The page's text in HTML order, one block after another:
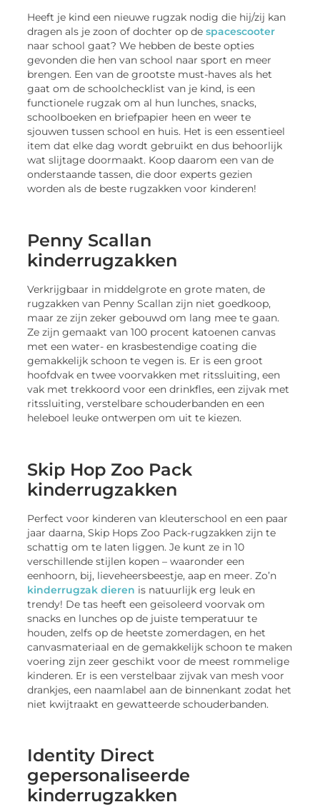
Heeft je kind een nieuwe rugzak nodig die hij/zij kan
dragen als je zoon of dochter op despacescooter
naar school gaat? We hebben de beste opties
gevonden die hen van school naar sport en meer
brengen. Een van de grootste must-haves als het
gaat om de schoolchecklist van je kind, is een
functionele rugzak om al hun lunches, snacks,
schoolboeken en briefpapier heen en weer te
sjouwen tussen school en huis. Het is een essentieel
item dat elke dag wordt gebruikt en dus behoorlijk
wat slijtage doormaakt. Koop daarom een van de
onderstaande tassen, die door experts gezien
worden als de beste rugzakken voor kinderen!
Penny Scallan
kinderrugzakken
Verkrijgbaar in middelgrote en grote maten, de
rugzakken van Penny Scallan zijn niet goedkoop,
maar ze zijn zeker gebouwd om lang mee te gaan.
Ze zijn gemaakt van 100 procent katoenen canvas
met een water- en krasbestendige coating die
gemakkelijk schoon te vegen is. Er is een groot
hoofdvak en twee voorvakken met ritssluiting, een
vak met trekkoord voor een drinkfles, een zijvak met
ritssluiting, verstelbare schouderbanden en een
heleboel leuke ontwerpen om uit te kiezen.
Skip Hop Zoo Pack
kinderrugzakken
Perfect voor kinderen van kleuterschool en een paar
jaar daarna, Skip Hops Zoo Pack-rugzakken zijn te
schattig om te laten liggen. Je kunt ze in 10
verschillende stijlen kopen – waaronder een
eenhoorn, bij, lieveheersbeestje, aap en meer. Zo’n
kinderrugzak dieren is natuurlijk erg leuk en
trendy! De tas heeft een geïsoleerd voorvak om
snacks en lunches op de juiste temperatuur te
houden, zelfs op de heetste zomerdagen, en het
canvasmateriaal en de gemakkelijk schoon te maken
voering zijn zeer geschikt voor de meest rommelige
kinderen. Er is een verstelbaar zijvak van mesh voor
drankjes, een naamlabel aan de binnenkant zodat het
niet kwijtraakt en gewatteerde schouderbanden.
Identity Direct
gepersonaliseerde
kinderrugzakken